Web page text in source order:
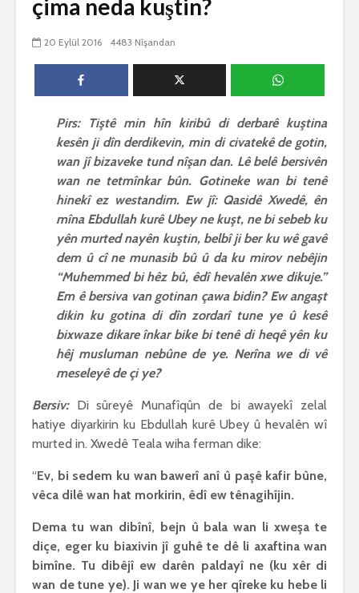
çima neda kuştin?
20 Eylül 2016 4483 Nîşandan
Pirs: Tiştê min hîn kiribû di derbarê kuştina
kesên ji dîn derdikevin, min di civatekê de gotin,
wan jî bizaveke tund nîşan dan. Lê belê bersivên
wan ne tetmînkar bûn. Gotineke wan bi tenê
hinekî ez westandim. Ew jî: Qasidê Xwedê, ên
mîna Ebdullah kurê Ubey ne kuşt, ne bi sebeb ku
yên murted nayên kuştin, belbî ji ber ku wê gavê
dem û cî ne munasib bû û da ku mirov nebêjin
“Muhemmed bi hêz bû, êdî hevalên xwe dikuje.”
Em ê bersiva van gotinan çawa bidin? Ew angaşt
dikin ku gotina di dîn zordarî tune ye û kesê
bixwaze dikare înkar bike bi tenê di heqê yên ku
hêj musluman nebûne de ye. Nerîna we di vê
meseleyê de çi ye?
Bersiv:Di sûreyê Munafîqûn de bi awayekî zelal
hatiye diyarkirin ku Ebdullah kurê Ubey û hevalên wî
murted in. Xwedê Teala wiha ferman dike:
“Ev, bi sedem ku wan bawerî anî û paşê kafir bûne,
vêca dilê wan hat morkirin, êdî ew tênagihîjin.
Dema tu wan dibînî, bejn û bala wan li xweşa te
diçe, eger ku biaxivin jî guhê te dê li axaftina wan
bimîne. Tu dibêjî ew darên paldayî ne (ku xêr di
wan de tune ye). Ji wan we ye her qîreke ku hebe li
2554 Nîşandan
Him kişandina
cigareyê him jî
xwarinên birûn ji bo
tendirustiya
Gelo hukmê li ser
her duyan wek hev
e?
27 Ekim 2021
3077 Nîşandan
teqez
bike û
çêbike?
3 Kasım
3039